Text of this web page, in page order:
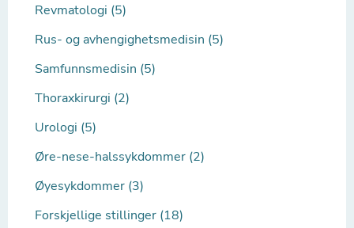
Revmatologi (5)
Rus- og avhengighetsmedisin (5)
Samfunnsmedisin (5)
Thoraxkirurgi (2)
Urologi (5)
Øre-nese-halssykdommer (2)
Øyesykdommer (3)
Forskjellige stillinger (18)